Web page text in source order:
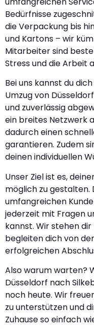
Bedürfnisse
die Verpackung bis
und Kartons – wir
Mitarbeiter sind
Stress und die Arbeit
Bei uns kannst du
Umzug von
und zuverlässig
ein breites Netzwerk
dadurch einen
garantieren. Zudem
deinen individuellen
Unser Ziel ist es,
möglich zu gestalten.
umfangreichen
jederzeit mit Fragen
kannst. Wir stehen
begleiten dich von
erfolgreichen
Also warum warten?
Düsseldorf nach
noch heute. Wir
zu unterstützen und
Zuhause so einfach